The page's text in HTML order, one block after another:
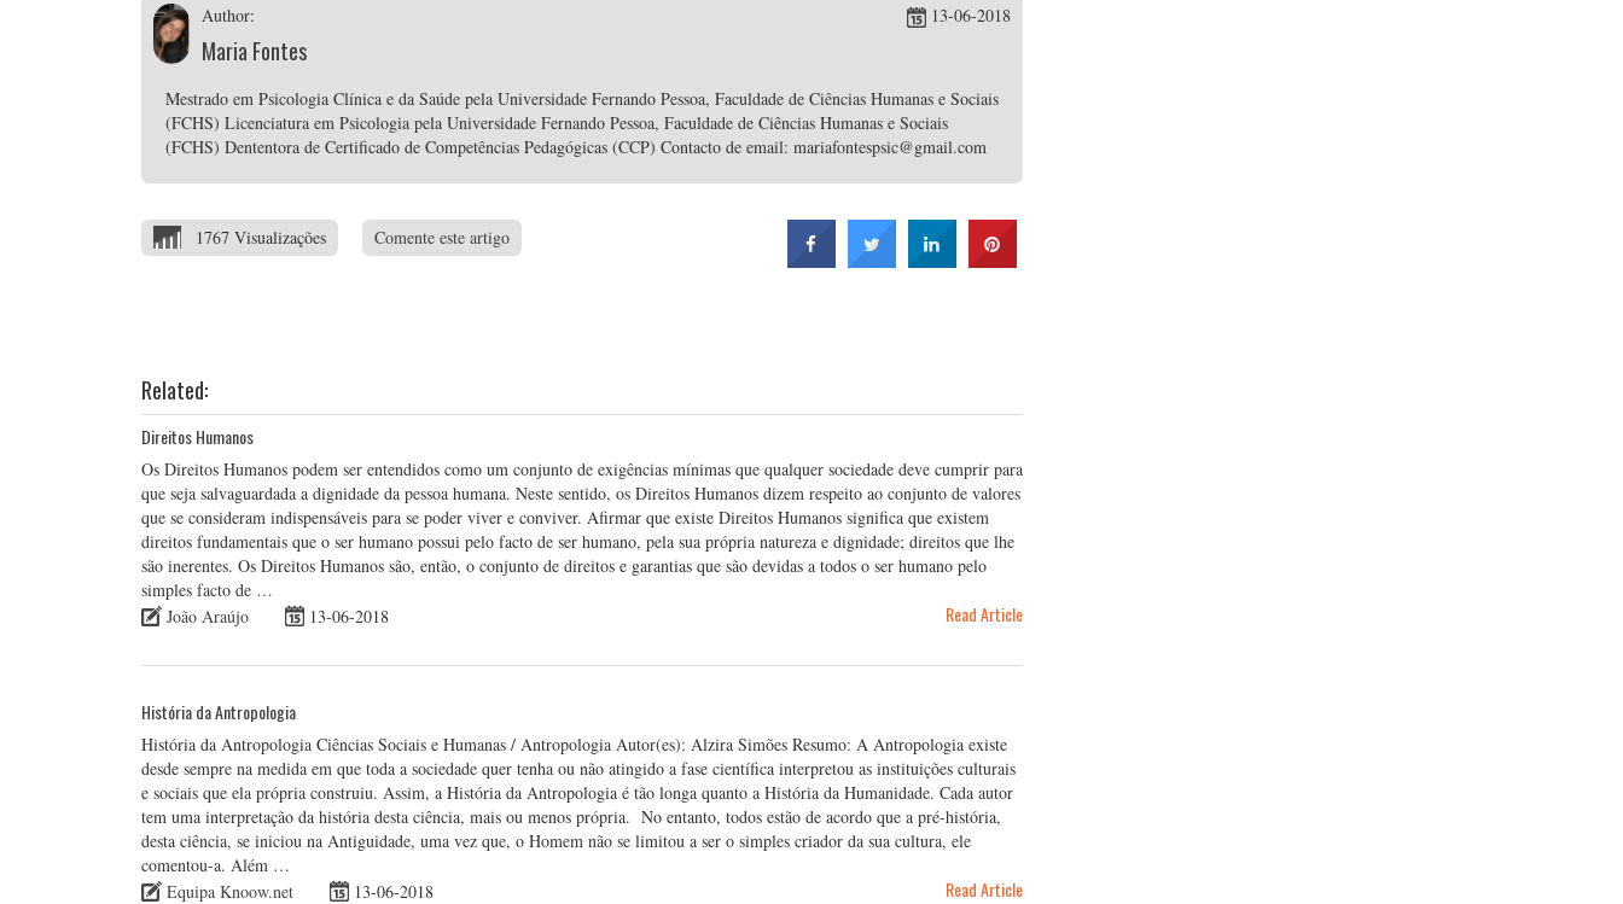
Author:
Maria Fontes
13-06-2018
Mestrado em Psicologia Clínica e da Saúde pela Universidade Fernando Pessoa, Faculdade de Ciências Humanas e Sociais
(FCHS) Licenciatura em Psicologia pela Universidade Fernando Pessoa, Faculdade de Ciências Humanas e Sociais
(FCHS) Dententora de Certificado de Competências Pedagógicas (CCP) Contacto de email: mariafontespsic@gmail.com
1767 Visualizações Comente este artigo
Related:
Direitos Humanos
Os Direitos Humanos podem ser entendidos como um conjunto de exigências mínimas que qualquer sociedade deve cumprir para
que seja salvaguardada a dignidade da pessoa humana. Neste sentido, os Direitos Humanos dizem respeito ao conjunto de valores
que se consideram indispensáveis para se poder viver e conviver. Afirmar que existe Direitos Humanos significa que existem
direitos fundamentais que o ser humano possui pelo facto de ser humano, pela sua própria natureza e dignidade; direitos que lhe
são inerentes. Os Direitos Humanos são, então, o conjunto de direitos e garantias que são devidas a todos o ser humano pelo
simples facto de …
João Araújo
13-06-2018 Read Article
História da Antropologia
História da Antropologia Ciências Sociais e Humanas / Antropologia Autor(es): Alzira Simões Resumo: A Antropologia existe
desde sempre na medida em que toda a sociedade quer tenha ou não atingido a fase científica interpretou as instituições culturais
e sociais que ela própria construiu. Assim, a História da Antropologia é tão longa quanto a História da Humanidade. Cada autor
tem uma interpretação da história desta ciência, mais ou menos própria. No entanto, todos estão de acordo que a pré-história,
desta ciência, se iniciou na Antiguidade, uma vez que, o Homem não se limitou a ser o simples criador da sua cultura, ele
comentou-a. Além …
Equipa Knoow.net
13-06-2018 Read Article